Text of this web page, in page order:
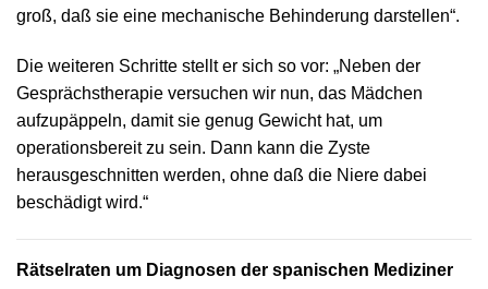
groß, daß sie eine mechanische Behinderung darstellen“.
Die weiteren Schritte stellt er sich so vor: „Neben der
Gesprächstherapie versuchen wir nun, das Mädchen
aufzupäppeln, damit sie genug Gewicht hat, um
operationsbereit zu sein. Dann kann die Zyste
herausgeschnitten werden, ohne daß die Niere dabei
beschädigt wird.“
Rätselraten um Diagnosen der spanischen Mediziner